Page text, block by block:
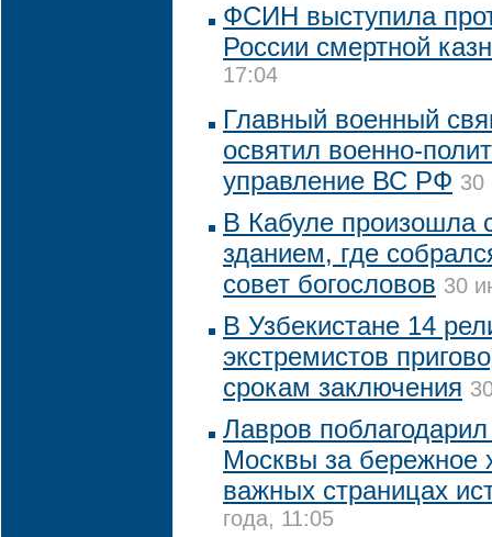
ФСИН выступила
России смертной
17:04
Главный военный
освятил военно-
управление ВС РФ 30
В Кабуле произошла
зданием, где
совет богословов 30
В Узбекистане 14
экстремистов
срокам заключения
Лавров
Москвы за бережное
важных страницах
года, 11:05